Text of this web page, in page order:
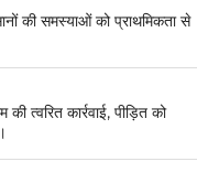
की समस्याओं को प्राथमिकता से
त्वरित कार्रवाई, पीड़ित को